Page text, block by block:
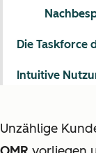
Unzählige
Die Taskforce
Intuitive